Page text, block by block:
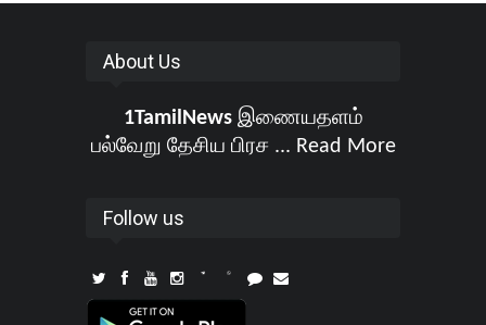
About Us
1TamilNewsஇணையதளம்
பல்வேறு தேசிய பிரச ... Read More
Follow us